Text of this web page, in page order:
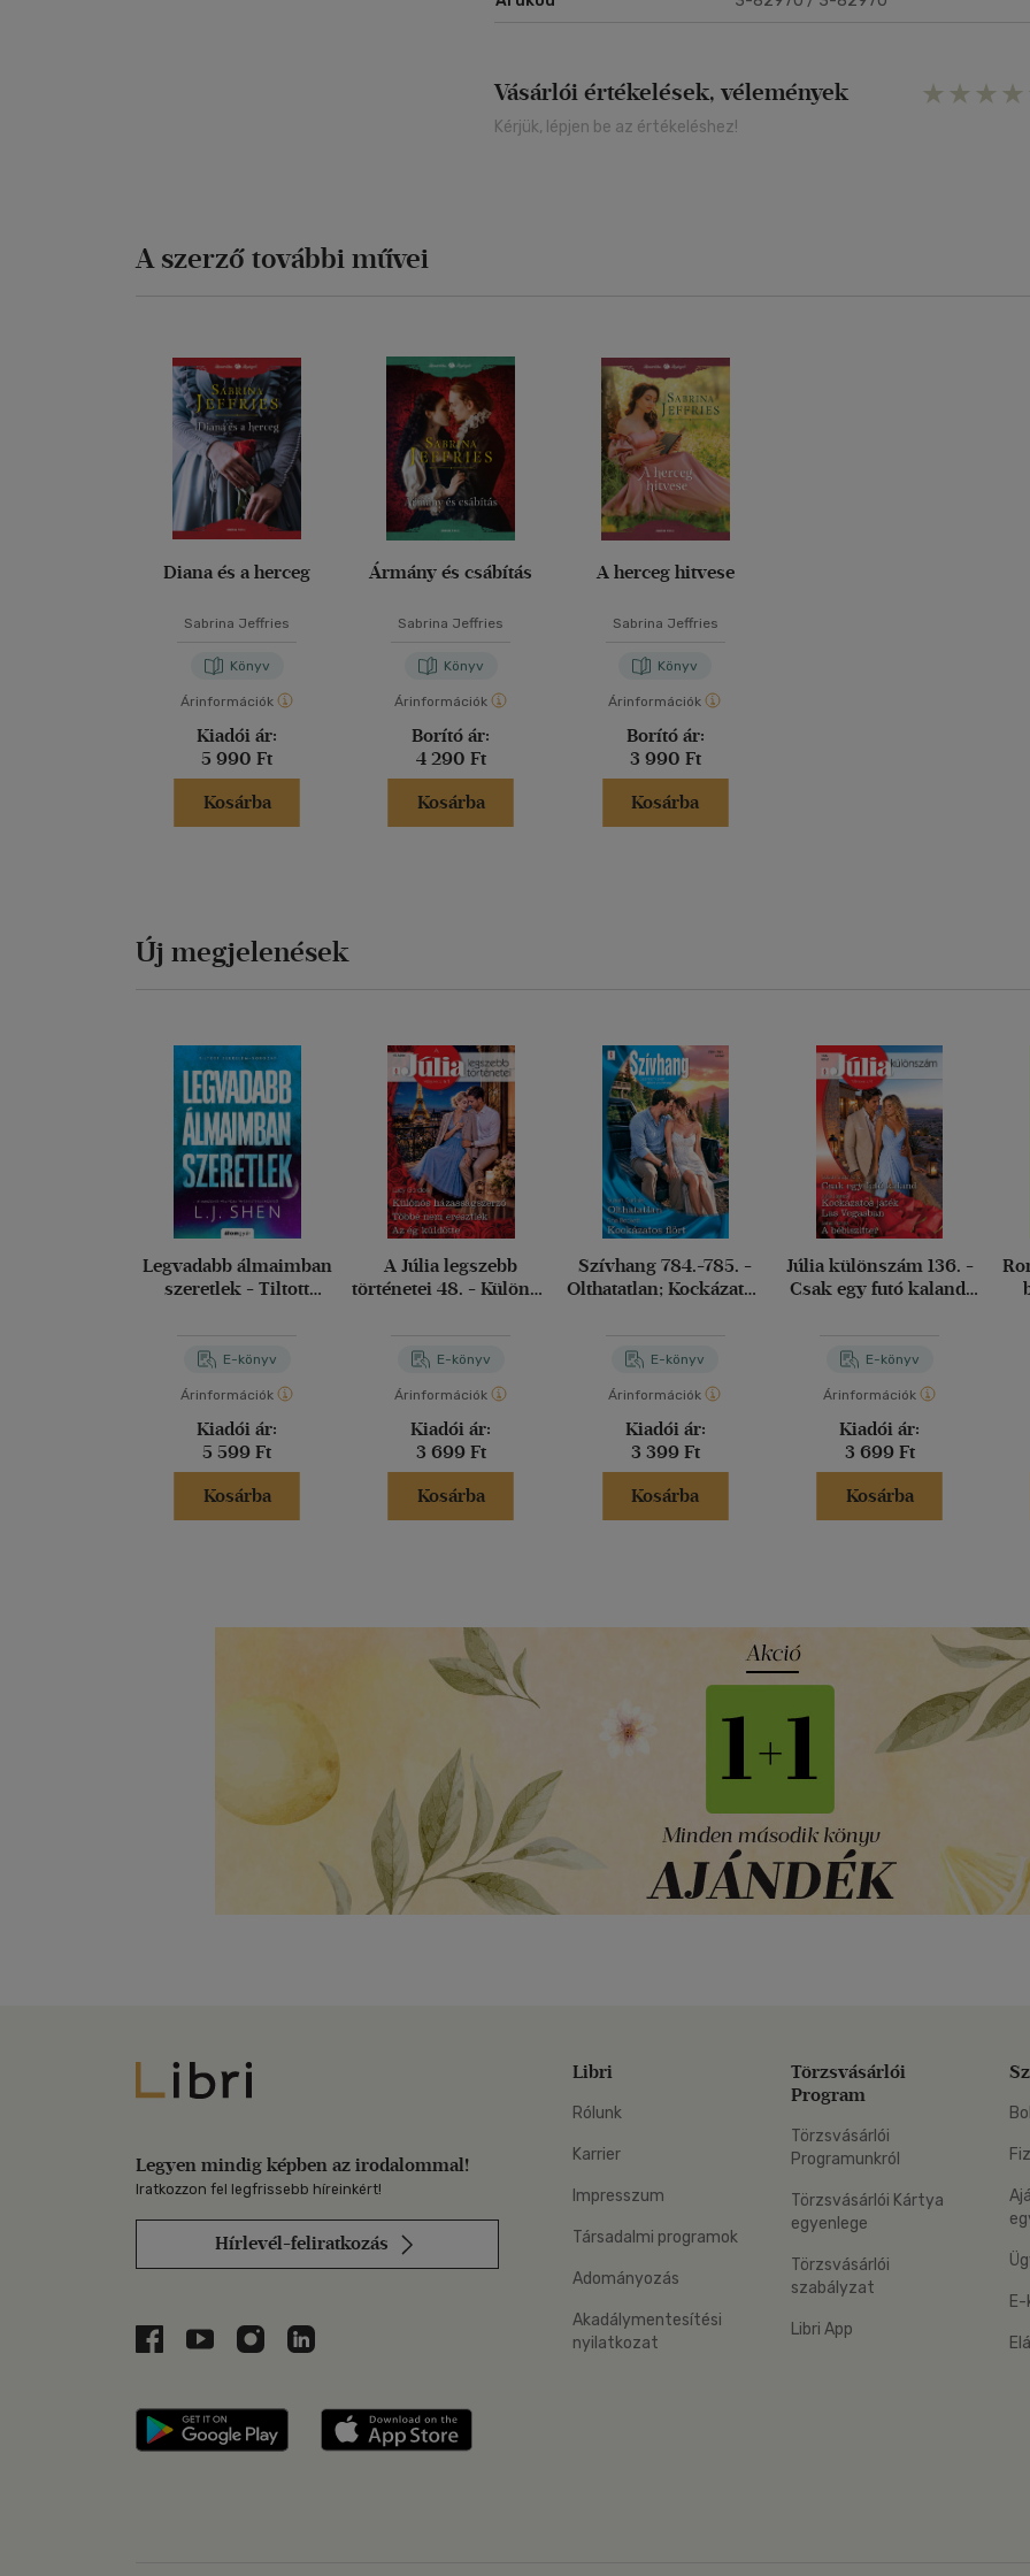
Vásárlói értékelések, vélemények
Kérjük, lépjen be az értékeléshez!
A szerző további művei
Diana és a herceg
Sabrina Jeffries
Könyv
Árinformációk
Kiadói ár:
5 990 Ft
Kosárba
Ármány és csábítás
Sabrina Jeffries
Könyv
Árinformációk
Borító ár:
4 290 Ft
Kosárba
A herceg hitvese
Sabrina Jeffries
Könyv
Árinformációk
Borító ár:
3 990 Ft
Kosárba
Új megjelenések
Legvadabb álmaimban
szeretlek - Tiltott
E-könyv
Árinformációk
Kiadói ár:
5 599 Ft
Kosárba
A Júlia legszebb
történetei 48. - Különös
küldötte
E-könyv
Árinformációk
Kiadói ár:
3 699 Ft
Kosárba
Szívhang 784.-785. -
Olthatatlan; Kockázatos
E-könyv
Árinformációk
Kiadói ár:
3 399 Ft
Kosárba
Júlia különszám 136. -
Csak egy futó kaland;
E-könyv
Árinformációk
Kiadói ár:
3 699 Ft
Kosárba
Libri
Legyen mindig képben az irodalommal!
Iratkozzon fel legfrissebb híreinkért!
Hírlevél-feliratkozás
Libri a Facebookon
Libri a Youtube-on
Libri az Instagramon
Libri a LinkedInen
Libri applikáció Szerezd meg: Google Play
Libri
Rólunk
Karrier
Impresszum
Társadalmi programok
Adományozás
Akadálymentesítési
nyilatkozat
Törzsvásárlói
Program
Törzsvásárlói
Programunkról
Törzsvásárlói Kártya
egyenlege
Törzsvásárlói
szabályzat
Libri App